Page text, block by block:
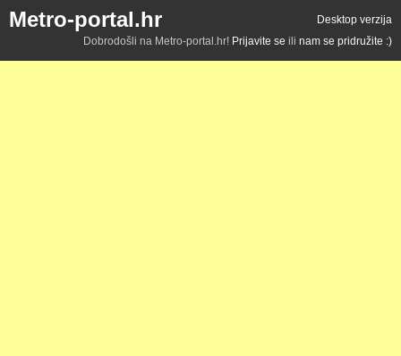
Metro-portal.hr
Desktop verzija
Dobrodošli na Metro-portal.hr! Prijavite se ili nam se pridružite :)